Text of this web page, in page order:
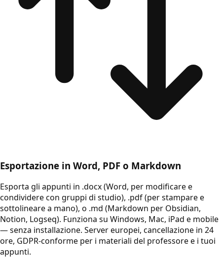
Esportazione in Word, PDF o Markdown
Esporta gli appunti in .docx (Word, per modificare e
condividere con gruppi di studio), .pdf (per stampare e
sottolineare a mano), o .md (Markdown per Obsidian,
Notion, Logseq). Funziona su Windows, Mac, iPad e mobile
— senza installazione. Server europei, cancellazione in 24
ore, GDPR-conforme per i materiali del professore e i tuoi
appunti.